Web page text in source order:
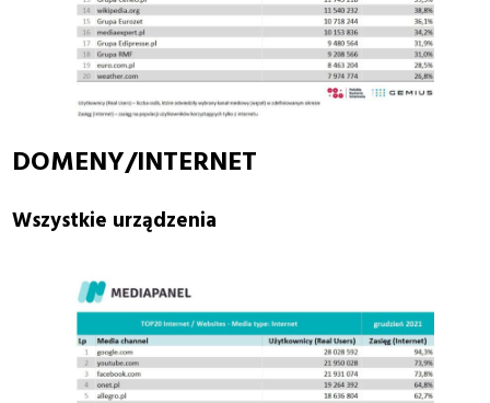
DOMENY/INTERNET
Wszystkie urządzenia